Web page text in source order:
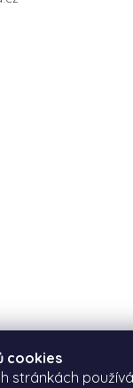
cookies
stránkách